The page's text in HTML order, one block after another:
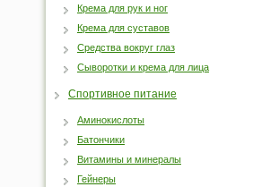
Крема для рук и ног
Крема для суставов
Средства вокруг глаз
Сыворотки и крема для лица
Спортивное питание
Аминокислоты
Батончики
Витамины и минералы
Гейнеры